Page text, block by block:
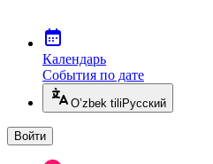
Календарь
События по дате
O’zbek tili Русский
Войти